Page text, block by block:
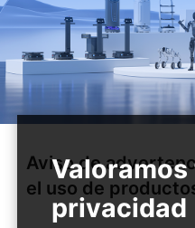
Aviso de
el uso de